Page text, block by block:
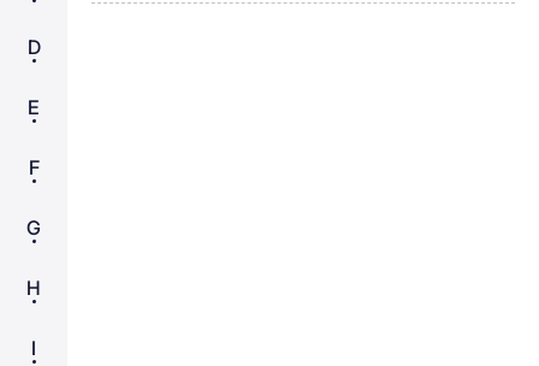
D
E
F
G
H
I